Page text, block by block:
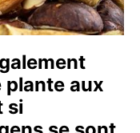
plante aux
si